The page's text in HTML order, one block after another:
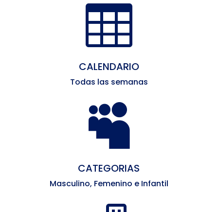

CALENDARIO
Todas las semanas

CATEGORIAS
Masculino, Femenino e Infantil